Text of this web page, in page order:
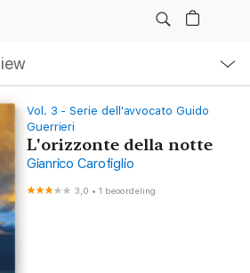
Vol. 3 - Serie dell'avvocato Guido
Guerrieri
L'orizzonte della notte
Gianrico Carofiglio
3,0 •1 beoordeling